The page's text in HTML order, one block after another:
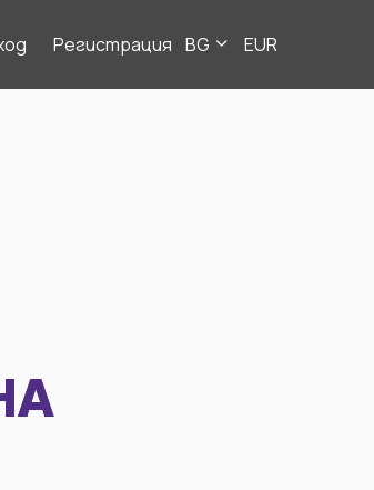
Регистрация BG EUR